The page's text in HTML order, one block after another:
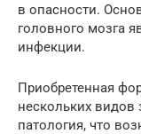
в опасности.
головного мозга
инфекции.
Приобретенная
нескольких видов
патология, что